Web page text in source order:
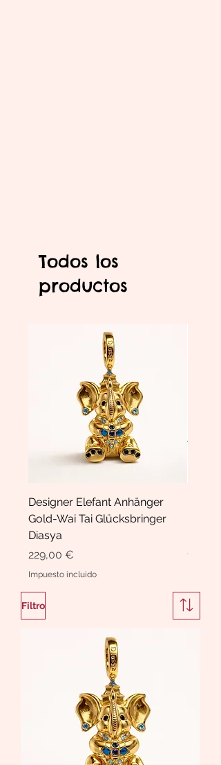
Todos los
productos
Designer Elefant Anhänger
Gold-Wai Tai Glücksbringer
Diasya
Precio
229,00 €
Impuesto incluido
Precio
189,00
Filtro